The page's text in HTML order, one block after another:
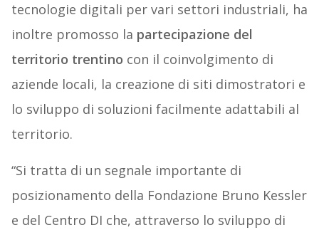
tecnologie digitali per vari settori industriali, ha
inoltre promosso la partecipazione del
territorio trentino con il coinvolgimento di
aziende locali, la creazione di siti dimostratori e
lo sviluppo di soluzioni facilmente adattabili al
territorio.
“Si tratta di un segnale importante di
posizionamento della Fondazione Bruno Kessler
e del Centro DI che, attraverso lo sviluppo di